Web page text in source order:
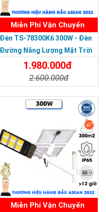
Việt Nam 2023
Miễn Phí Vận Chuyển
Đèn TS-78300K6 300W - Đèn
Đường Năng Lượng Mặt Trời
300W TS-78300K6 - Solar
Light 300W
1.980.000đ
2.600.000đ
40%
Miễn Phí Vận Chuyển